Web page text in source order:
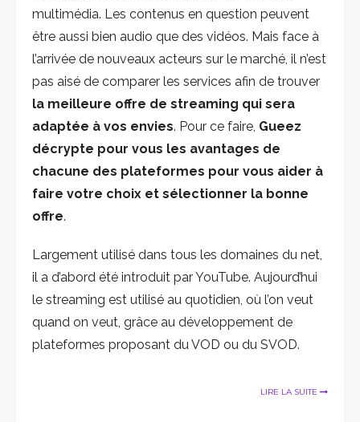
multimédia. Les contenus en question peuvent
être aussi bien audio que des vidéos. Mais face à
l’arrivée de nouveaux acteurs sur le marché, il n’est
pas aisé de comparer les services afin de trouver
la meilleure offre de streaming qui sera
adaptée à vos envies. Pour ce faire, Gueez
décrypte pour vous les avantages de
chacune des plateformes pour vous aider à
faire votre choix et sélectionner la bonne
offre.
Largement utilisé dans tous les domaines du net,
il a d’abord été introduit par YouTube. Aujourd’hui
le streaming est utilisé au quotidien, où l’on veut
quand on veut, grâce au développement de
plateformes proposant du VOD ou du SVOD.
LIRE LA SUITE